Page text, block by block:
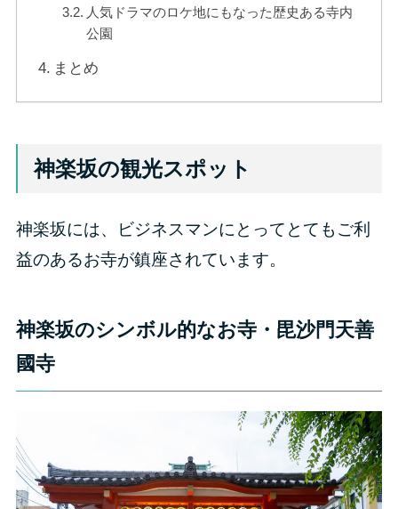
人気ドラマのロケ地にもなった歴史ある寺内
公園
まとめ
神楽坂の観光スポット
神楽坂には、ビジネスマンにとってとてもご利
益のあるお寺が鎮座されています。
神楽坂のシンボル的なお寺・毘沙門天善
國寺